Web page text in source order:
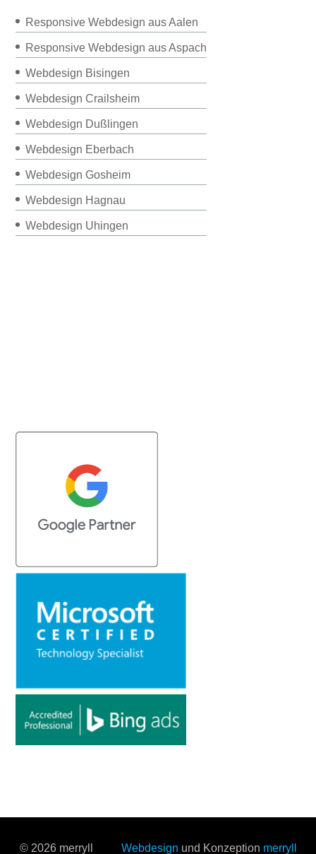
Responsive Webdesign aus Aalen
Responsive Webdesign aus Aspach
Webdesign Bisingen
Webdesign Crailsheim
Webdesign Dußlingen
Webdesign Eberbach
Webdesign Gosheim
Webdesign Hagnau
Webdesign Uhingen
© 2026 merryll Webdesign und Konzeption merryll